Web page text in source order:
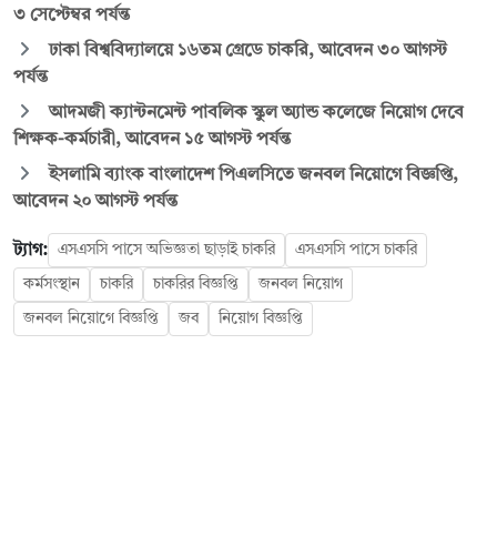
৩ সেপ্টেম্বর পর্যন্ত
ঢাকা বিশ্ববিদ্যালয়ে ১৬তম গ্রেডে চাকরি, আবেদন ৩০ আগস্ট
পর্যন্ত
আদমজী ক্যান্টনমেন্ট পাবলিক স্কুল অ্যান্ড কলেজে নিয়োগ দেবে
শিক্ষক-কর্মচারী, আবেদন ১৫ আগস্ট পর্যন্ত
ইসলামি ব্যাংক বাংলাদেশ পিএলসিতে জনবল নিয়োগে বিজ্ঞপ্তি,
আবেদন ২০ আগস্ট পর্যন্ত
ট্যাগ: এসএসসি পাসে অভিজ্ঞতা ছাড়াই চাকরি এসএসসি পাসে চাকরি
কর্মসংস্থান চাকরি চাকরির বিজ্ঞপ্তি জনবল নিয়োগ
জনবল নিয়োগে বিজ্ঞপ্তি জব নিয়োগ বিজ্ঞপ্তি